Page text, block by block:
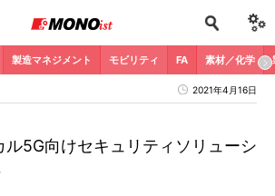
製造マネジメント モビリティ FA 素材／化学
2021年4月16日
ル5G向けセキュリティソリューシ